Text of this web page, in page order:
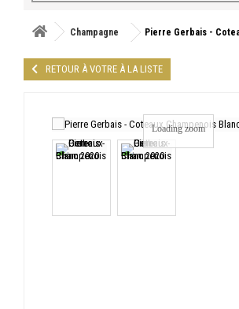
Champagne Pierre Gerbais -
RETOUR À VOTRE À LA LISTE
Loading zoom